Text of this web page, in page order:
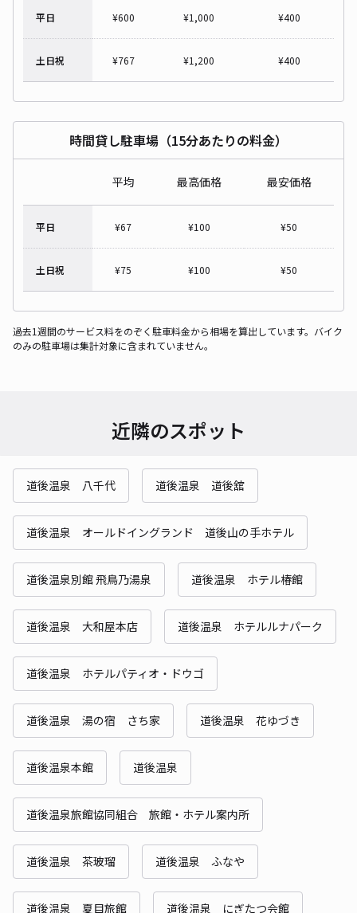
平日 ¥600 ¥1,000 ¥400
土日祝 ¥767 ¥1,200 ¥400
時間貸し駐車場（15分あたりの料金）
平均 最高価格 最安価格
平日 ¥67 ¥100 ¥50
土日祝 ¥75 ¥100 ¥50
過去1週間のサービス料をのぞく駐車料金から相場を算出しています。バイク
のみの駐車場は集計対象に含まれていません。
近隣のスポット
道後温泉 八千代 道後温泉 道後舘
道後温泉 オールドイングランド 道後山の手ホテル
道後温泉別館 飛鳥乃湯泉 道後温泉 ホテル椿館
道後温泉 大和屋本店 道後温泉 ホテルルナパーク
道後温泉 ホテルパティオ・ドウゴ
道後温泉 湯の宿 さち家 道後温泉 花ゆづき
道後温泉本館 道後温泉
道後温泉旅館協同組合 旅館・ホテル案内所
道後温泉 茶玻瑠 道後温泉 ふなや
道後温泉 夏目旅館 道後温泉 にぎたつ会館